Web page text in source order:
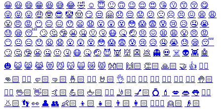
😀 😃 😄 😁 😆 😅 😂 🤣 ☺️ 😇 🙂 🙃 😉 😌 😍 😘 😗 😙 😚 😋
😜 😝 😛 🤑 🤓 😎 🤡 🤠 😏 😒 🤗 😞 😔 😟 😕 🙁 ☹️ 😣 😖 😫 😩
😤 😠 😡 😶 😐 😑 😯 😦 😧 😮 😲 😵 😳 😱 😨 😰 😢 😥 🤤 😭
😓 😪 😴 🙄 🤔 🤥 😬 🤐 🤢 🤧 😷 🤒 🤕 😣 😖 😫 😩 😤 😠 😡
😶 😐 😑 😯 😦 😧 😮 😲 😵 😳 😱 😨 😰 😢 😥 🤤 😭 😓 😪 😴
🙄 🤔 🤥 😬 🤐 🤢 🤧 😷 🤒 🤕 😈 👿 👹 👺 💩 👻 💀 ☠️ 👽 👾 🤖
🎃 😺 😸 😹 😻 😼 😽 🙀 😿 😾 👐🏻 🙌🏻 👏🏻 🙏🏻 🤝 👍 👎🏻
👊🏻 ✊🏻 🤛🏻 🤜🏻 🤞🏻 ✌🏻 🤘🏻 👌 👈🏻 👉🏻 👆🏻 👇🏻 ☝🏻 ✋🏻 🤚🏻
🖐🏻 🖖🏻 👋🏻 🤙🏻 💪🏻 🖕🏻 ✍🏻 🤳🏻 💅🏻 💍 💄 💋 👄 👅 👂🏻
👃🏻 👣 👀 👤 👥 👶🏻 👦🏻 👧🏻 👨🏻 👩🏻 👱🏻‍♀️ 👱🏻
👴🏻